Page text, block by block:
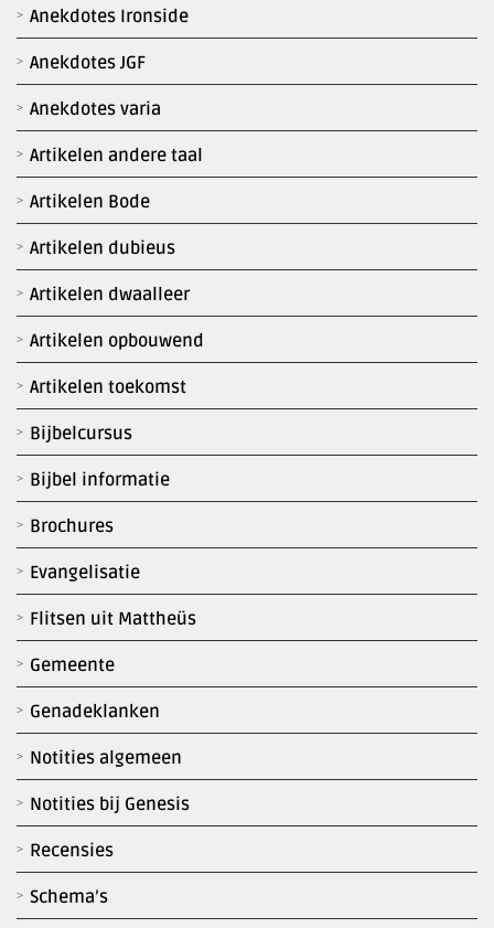
Anekdotes Ironside
Anekdotes JGF
Anekdotes varia
Artikelen andere taal
Artikelen Bode
Artikelen dubieus
Artikelen dwaalleer
Artikelen opbouwend
Artikelen toekomst
Bijbelcursus
Bijbel informatie
Brochures
Evangelisatie
Flitsen uit Mattheüs
Gemeente
Genadeklanken
Notities algemeen
Notities bij Genesis
Recensies
Schema’s